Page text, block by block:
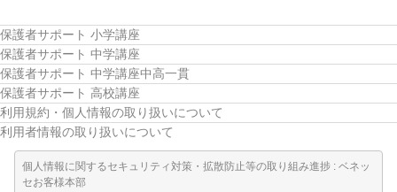
保護者サポート 小学講座
保護者サポート 中学講座
保護者サポート 中学講座中高一貫
保護者サポート 高校講座
利用規約・個人情報の取り扱いについて
利用者情報の取り扱いについて
個人情報に関するセキュリティ対策・拡散防止等の取り組み進捗 : ベネッ
セお客様本部